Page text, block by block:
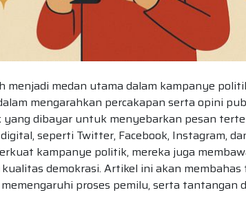
menjadi medan utama dalam kampanye
mengarahkan percakapan serta opini
yang dibayar untuk menyebarkan pesan
seperti Twitter, Facebook, Instagram,
kampanye politik, mereka juga
demokrasi. Artikel ini akan
proses pemilu, serta tantangan